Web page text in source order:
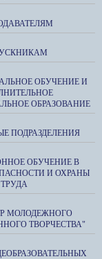
ОБУЧЕНИЕ И
ОБРАЗОВАНИЕ
ПОДРАЗДЕЛЕНИЯ
ОБУЧЕНИЕ В
И ОХРАНЫ
ТРУДА
МОЛОДЕЖНОГО
ТВОРЧЕСТВА"